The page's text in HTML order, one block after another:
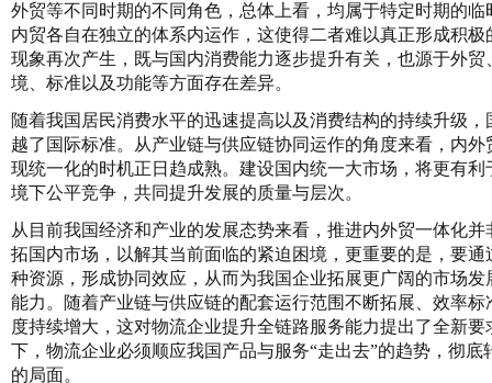
外贸等不同时期的不同角色，总体上看，均属于特定时期的
内贸各自在独立的体系内运作，这使得二者难以真正形成积
现象再次产生，既与国内消费能力逐步提升有关，也源于外
境、标准以及功能等方面存在差异。
随着我国居民消费水平的迅速提高以及消费结构的持续升级
越了国际标准。从产业链与供应链协同运作的角度来看，内
现统一化的时机正日趋成熟。建设国内统一大市场，将更有
境下公平竞争，共同提升发展的质量与层次。
从目前我国经济和产业的发展态势来看，推进内外贸一体化
拓国内市场，以解其当前面临的紧迫困境，更重要的是，要
种资源，形成协同效应，从而为我国企业拓展更广阔的市场
能力。随着产业链与供应链的配套运行范围不断拓展、效率
度持续增大，这对物流企业提升全链路服务能力提出了全新
下，物流企业必须顺应我国产品与服务“走出去”的趋势，彻
的局面。